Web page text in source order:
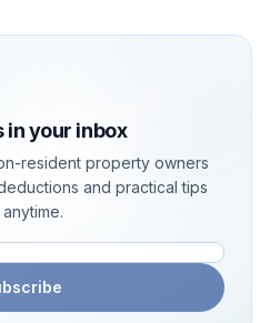
in your inbox
resident property owners
and practical tips